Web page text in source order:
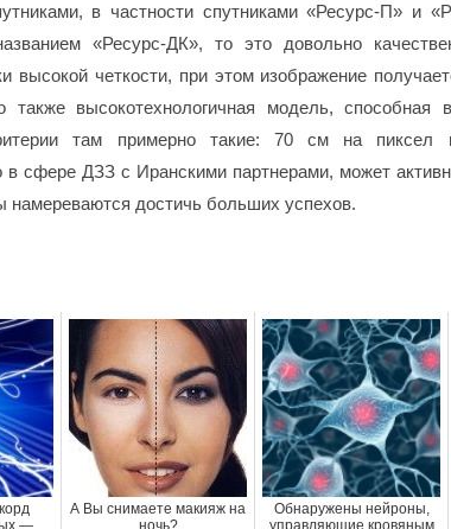
в частности спутниками «Ресурс-П» и
«Ресурс-ДК», то это довольно
высокой четкости, при этом изображение
также высокотехнологичная модель,
там примерно такие: 70 см на пиксел
в сфере ДЗЗ с Иранскими партнерами, может
намереваются достичь больших успехов.
—
А Вы снимаете макияж на
ночь?
Обнаружены нейроны,
управляющие кровяным